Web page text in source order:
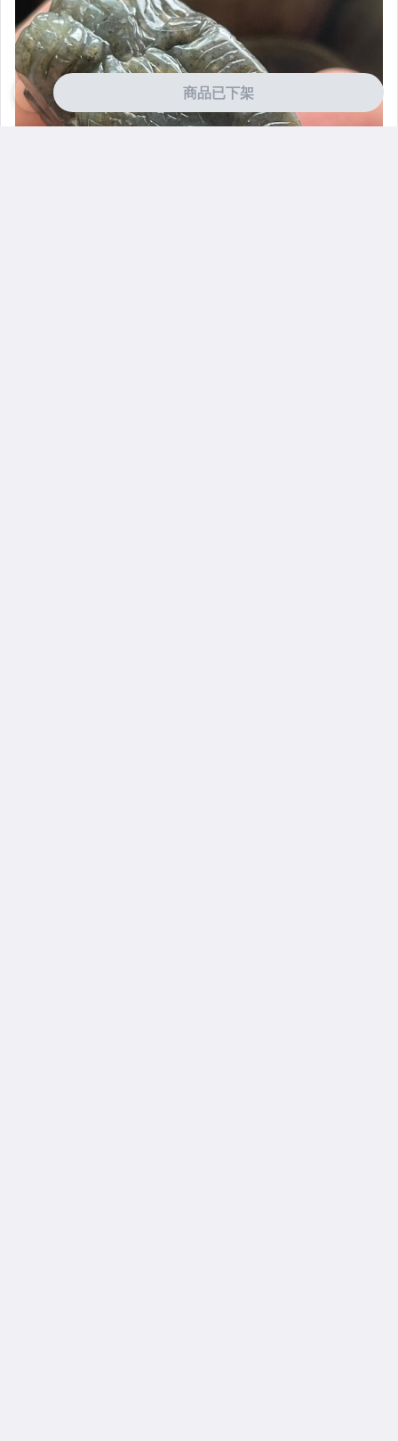
商品已下架